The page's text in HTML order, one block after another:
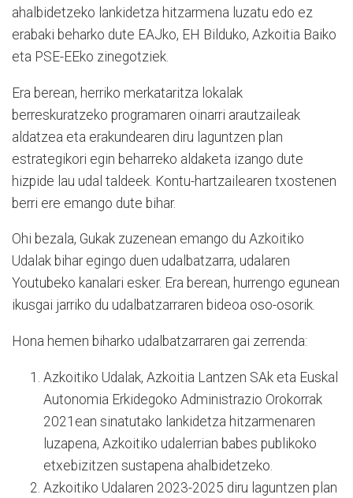
ahalbidetzeko lankidetza hitzarmena luzatu edo ez
erabaki beharko dute EAJko, EH Bilduko, Azkoitia Baiko
eta PSE-EEko zinegotziek.
Era berean, herriko merkataritza lokalak
berreskuratzeko programaren oinarri arautzaileak
aldatzea eta erakundearen diru laguntzen plan
estrategikori egin beharreko aldaketa izango dute
hizpide lau udal taldeek. Kontu-hartzailearen txostenen
berri ere emango dute bihar.
Ohi bezala, Gukak zuzenean emango du Azkoitiko
Udalak bihar egingo duen udalbatzarra, udalaren
Youtubeko kanalari esker. Era berean, hurrengo egunean
ikusgai jarriko du udalbatzarraren bideoa oso-osorik.
Hona hemen biharko udalbatzarraren gai zerrenda:
Azkoitiko Udalak, Azkoitia Lantzen SAk eta Euskal
Autonomia Erkidegoko Administrazio Orokorrak
2021ean sinatutako lankidetza hitzarmenaren
luzapena, Azkoitiko udalerrian babes publikoko
etxebizitzen sustapena ahalbidetzeko.
Azkoitiko Udalaren 2023-2025 diru laguntzen plan